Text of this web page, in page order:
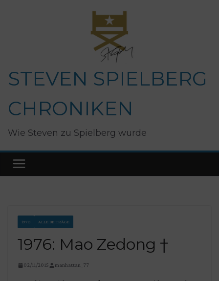
STEVEN SPIELBERG
CHRONIKEN
Wie Steven zu Spielberg wurde
1970 ALLE BEITRÄGE
1976: Mao Zedong †
02/11/2015 manhattan_77